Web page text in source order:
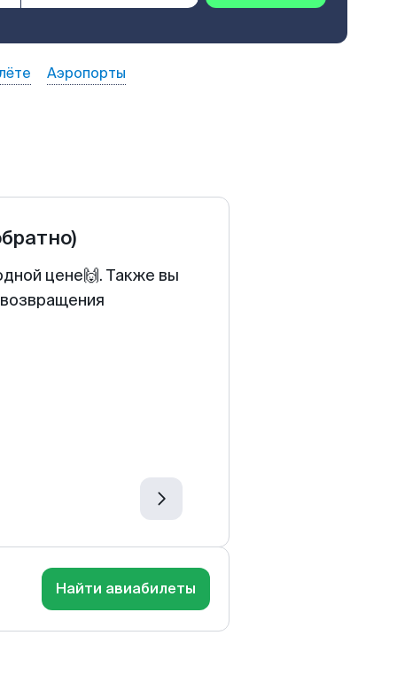
Аэропорты
цене🙌. Также вы
Найти авиабилеты